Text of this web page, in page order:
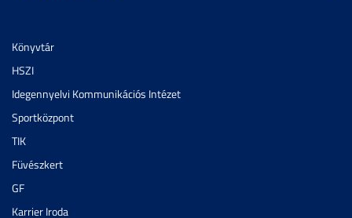
Könyvtár
HSZI
Idegennyelvi Kommunikációs Intézet
Sportközpont
TIK
Füvészkert
GF
Karrier Iroda